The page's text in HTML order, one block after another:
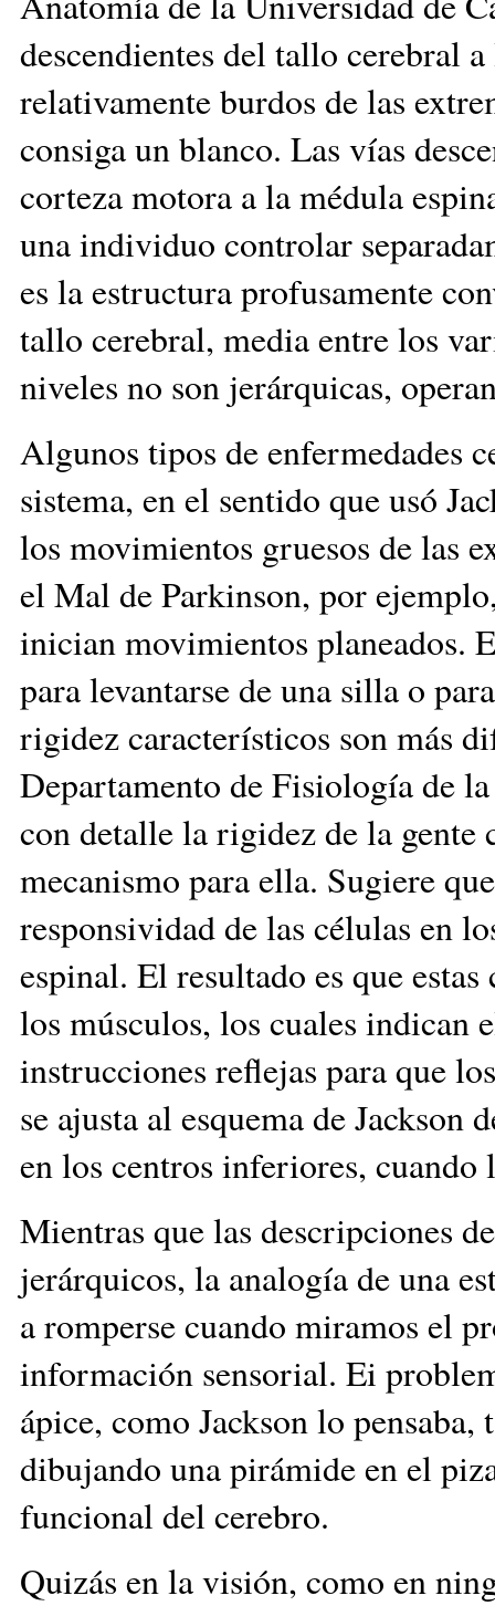
descendientes del tallo cerebral
relativamente burdos de las
consiga un blanco. Las vías
corteza motora a la médula
una individuo controlar
es la estructura profusamente
tallo cerebral, media entre los
niveles no son jerárquicas,
Algunos tipos de enfermedades
sistema, en el sentido que usó
los movimientos gruesos de las
el Mal de Parkinson, por
inician movimientos planeados.
para levantarse de una silla o
rigidez característicos son más
Departamento de Fisiología de
con detalle la rigidez de la
mecanismo para ella. Sugiere
responsividad de las células en
espinal. El resultado es que
los músculos, los cuales indican
instrucciones reflejas para que
se ajusta al esquema de
en los centros inferiores,
Mientras que las descripciones
jerárquicos, la analogía de una
a romperse cuando miramos el
información sensorial. Ei
ápice, como Jackson lo
dibujando una pirámide en el
funcional del cerebro.
Quizás en la visión, como en